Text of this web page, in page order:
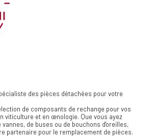
des pièces détachées pour votre
de composants de rechange pour vos
viticulture et en œnologie. Que vous ayez
de buses ou de bouchons d'oreilles,
partenaire pour le remplacement de pièces.